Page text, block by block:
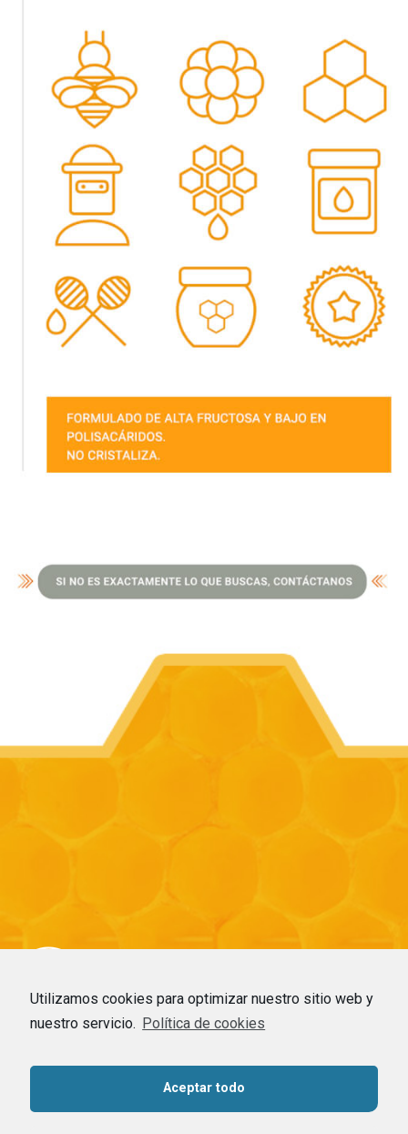
Utilizamos cookies para optimizar nuestro sitio web y
nuestro servicio. Política de cookies
Aceptar todo
Contacta con nosotros